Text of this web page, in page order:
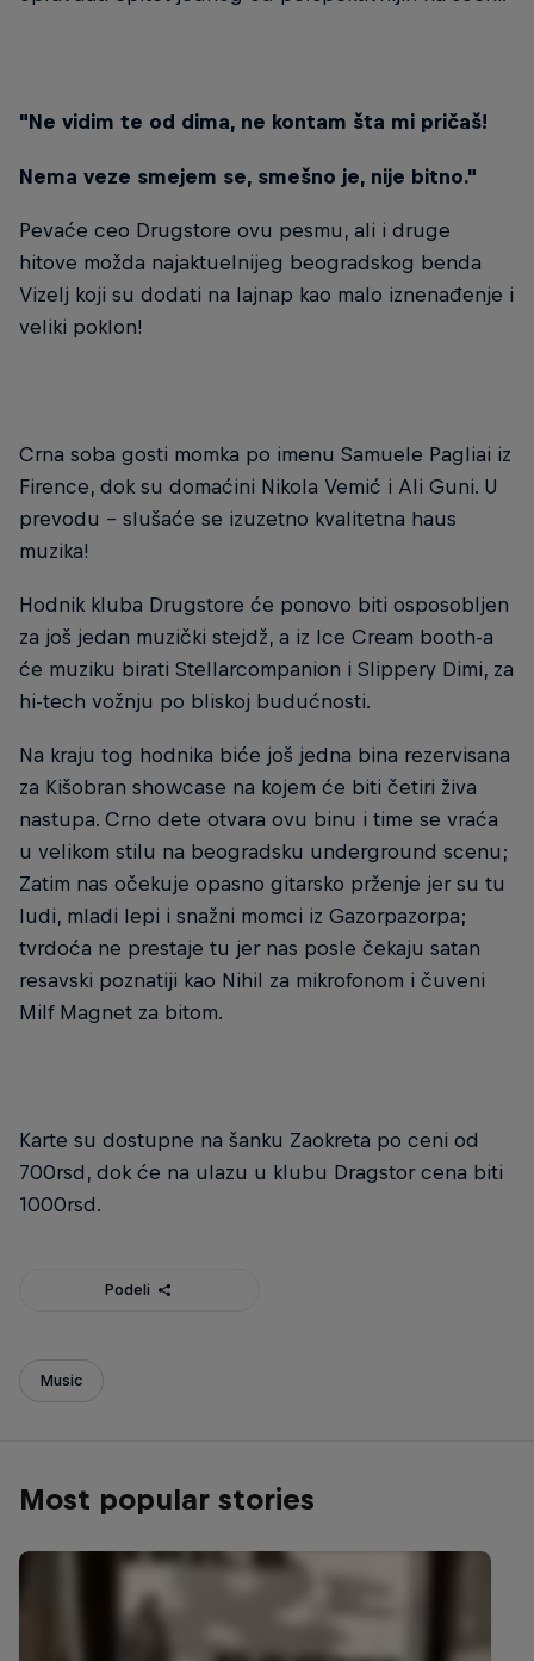
"Ne vidim te od dima, ne kontam šta mi pričaš!
Nema veze smejem se, smešno je, nije bitno."
Pevaće ceo Drugstore ovu pesmu, ali i druge
hitove možda najaktuelnijeg beogradskog benda
Vizelj koji su dodati na lajnap kao malo iznenađenje i
veliki poklon!
Crna soba gosti momka po imenu Samuele Pagliai iz
Firence, dok su domaćini Nikola Vemić i Ali Guni. U
prevodu - slušaće se izuzetno kvalitetna haus
muzika!
Hodnik kluba Drugstore će ponovo biti osposobljen
za još jedan muzički stejdž, a iz Ice Cream booth-a
će muziku birati Stellarcompanion i Slippery Dimi, za
hi-tech vožnju po bliskoj budućnosti.
Na kraju tog hodnika biće još jedna bina rezervisana
za Kišobran showcase na kojem će biti četiri živa
nastupa. Crno dete otvara ovu binu i time se vraća
u velikom stilu na beogradsku underground scenu;
Zatim nas očekuje opasno gitarsko prženje jer su tu
ludi, mladi lepi i snažni momci iz Gazorpazorpa;
tvrdoća ne prestaje tu jer nas posle čekaju satan
resavski poznatiji kao Nihil za mikrofonom i čuveni
Milf Magnet za bitom.
Karte su dostupne na šanku Zaokreta po ceni od
700rsd, dok će na ulazu u klubu Dragstor cena biti
1000rsd.
Podeli
Music
Most popular stories